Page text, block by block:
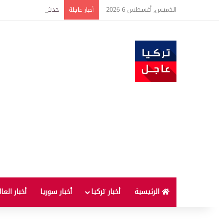
الخميس, أغسطس 6 2026 أخبار عاجلة حدث فريد من نوعه بين
الرئيسية أخبار تركيا أخبار سوريا أخبار